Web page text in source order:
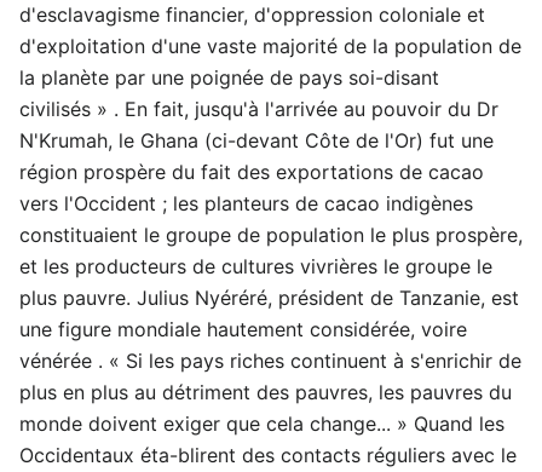
d'esclavagisme financier, d'oppression coloniale et
d'exploitation d'une vaste majorité de la population de
la planète par une poignée de pays soi-disant
civilisés » . En fait, jusqu'à l'arrivée au pouvoir du Dr
N'Krumah, le Ghana (ci-devant Côte de l'Or) fut une
région prospère du fait des exportations de cacao
vers l'Occident ; les planteurs de cacao indigènes
constituaient le groupe de population le plus prospère,
et les producteurs de cultures vivrières le groupe le
plus pauvre. Julius Nyéréré, président de Tanzanie, est
une figure mondiale hautement considérée, voire
vénérée . « Si les pays riches continuent à s'enrichir de
plus en plus au détriment des pauvres, les pauvres du
monde doivent exiger que cela change... » Quand les
Occidentaux éta-blirent des contacts réguliers avec le